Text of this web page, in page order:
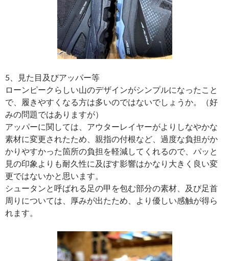
5、見た目及びアッパー等
ローンピークらしい山のデザインがシンプルになったこと
で、履きやすくなる方は多いのではないでしょうか。（好
みの問題ではありますが）
アッパーに関しては、アウターレイヤーがよりしなやかな
素材に変更されたため、親指の付根など、過度な負担がか
かりやすかった箇所の負担を軽減してくれるので、パッと
見の印象よりも耐久性に及ぼす影響はかなり大きく良い変
更ではないかと思います。
シュータンと呼ばれる足の甲を包む部分の素材、及び足首
周りについては、厚みが出たため、より優しい感触が得ら
れます。